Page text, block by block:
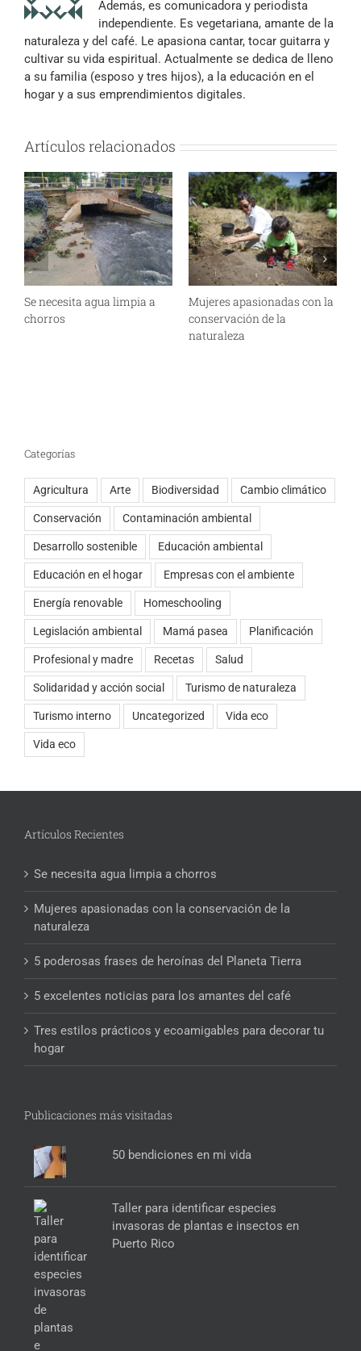
Además, es comunicadora y periodista
independiente. Es vegetariana, amante de la
naturaleza y del café. Le apasiona cantar, tocar guitarra y
cultivar su vida espiritual. Actualmente se dedica de lleno
a su familia (esposo y tres hijos), a la educación en el
hogar y a sus emprendimientos digitales.
Artículos relacionados
Se necesita agua limpia a
chorros
Mujeres apasionadas con la
conservación de la
naturaleza
Categorías
Agricultura Arte Biodiversidad Cambio climático
Conservación Contaminación ambiental
Desarrollo sostenible Educación ambiental
Educación en el hogar Empresas con el ambiente
Energía renovable Homeschooling
Legislación ambiental Mamá pasea Planificación
Profesional y madre Recetas Salud
Solidaridad y acción social Turismo de naturaleza
Turismo interno Uncategorized Vida eco
Vida eco
Artículos Recientes
Se necesita agua limpia a chorros
Mujeres apasionadas con la conservación de la
naturaleza
5 poderosas frases de heroínas del Planeta Tierra
5 excelentes noticias para los amantes del café
Tres estilos prácticos y ecoamigables para decorar tu
hogar
Publicaciones más visitadas
50 bendiciones en mi vida
Taller para identificar especies
invasoras de plantas e insectos en
Puerto Rico